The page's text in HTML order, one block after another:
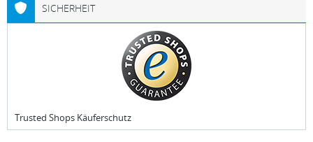
SICHERHEIT
Trusted Shops Käuferschutz